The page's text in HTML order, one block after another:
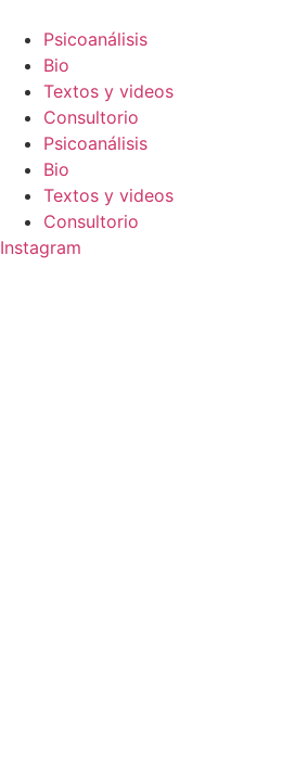
contenido
Psicoanálisis
Bio
Textos y videos
Consultorio
Psicoanálisis
Bio
Textos y videos
Consultorio
Instagram